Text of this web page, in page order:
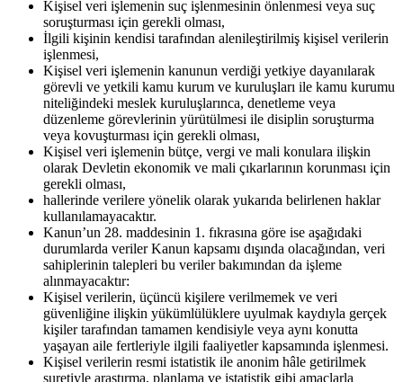
Kişisel veri işlemenin suç işlenmesinin önlenmesi veya suç
soruşturması için gerekli olması,
İlgili kişinin kendisi tarafından alenileştirilmiş kişisel verilerin
işlenmesi,
Kişisel veri işlemenin kanunun verdiği yetkiye dayanılarak
görevli ve yetkili kamu kurum ve kuruluşları ile kamu kurumu
niteliğindeki meslek kuruluşlarınca, denetleme veya
düzenleme görevlerinin yürütülmesi ile disiplin soruşturma
veya kovuşturması için gerekli olması,
Kişisel veri işlemenin bütçe, vergi ve mali konulara ilişkin
olarak Devletin ekonomik ve mali çıkarlarının korunması için
gerekli olması,
hallerinde verilere yönelik olarak yukarıda belirlenen haklar
kullanılamayacaktır.
Kanun’un 28. maddesinin 1. fıkrasına göre ise aşağıdaki
durumlarda veriler Kanun kapsamı dışında olacağından, veri
sahiplerinin talepleri bu veriler bakımından da işleme
alınmayacaktır:
Kişisel verilerin, üçüncü kişilere verilmemek ve veri
güvenliğine ilişkin yükümlülüklere uyulmak kaydıyla gerçek
kişiler tarafından tamamen kendisiyle veya aynı konutta
yaşayan aile fertleriyle ilgili faaliyetler kapsamında işlenmesi.
Kişisel verilerin resmi istatistik ile anonim hâle getirilmek
suretiyle araştırma, planlama ve istatistik gibi amaçlarla